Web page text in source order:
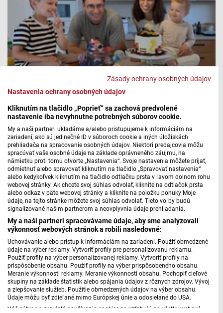
Zásady ochrany osobných údajov
Nastavenia ochrany osobných údajov
Kliknutím na tlačidlo „Poprieť“ sa zachová predvolené
nastavenie iba nevyhnutne potrebných súborov cookie.
My a naši partneri ukladáme a/alebo pristupujeme k informáciám na
zariadení, ako sú jedinečné ID v súboroch cookie a iných úložiskách
prehliadača na spracovanie osobných údajov. Niektorí predajcovia môžu
spracúvať vaše osobné údaje na základe oprávneného záujmu, na
námietku proti tomu otvorte „Nastavenia“. Svoje nastavenia môžete prijať,
odmietnuť alebo spravovať kliknutím na tlačidlo „Spravovať nastavenia“
alebo kedykoľvek kliknutím na tlačidlo odtlačku prsta v ľavom dolnom rohu
webovej stránky. Ak chcete svoj súhlas odvolať, kliknite na odtlačok prsta
alebo odkaz v päte webovej stránky a kliknite na položku ponuky Moje
údaje, na tejto stránke môžete svoj súhlas odvolať. Tieto voľby budú
signalizované našim partnerom a neovplyvnia údaje prehliadania.
My a naši partneri spracovávame údaje, aby sme analyzovali
výkonnosť webových stránok a robili nasledovné:
Uchovávanie alebo prístup k informáciám na zariadení. Použiť obmedzené
údaje na výber reklamy. Vytvoriť profily pre personalizovanú reklamu.
Použiť profily na výber personalizovanej reklamy. Vytvoriť profily na
prispôsobenie obsahu. Použiť profily na výber prispôsobeného obsahu.
Meranie výkonnosti reklamy. Meranie výkonnosti obsahu. Pochopiť cieľové
skupiny na základe štatistík alebo spájania údajov z rôznych zdrojov. Vývoj
a zlepšovanie služieb. Použitie obmedzených údajov na výber obsahu.
Údaje môžu byť zdieľané mimo Európskej únie a odosielané do USA.
Váš súhlas a pravidlá používania cookies sa vzťahujú na všetky webové
Nádej rozhýbe človeka aj celý dav | Šťava života
S nádejou na obzore | Šťava života